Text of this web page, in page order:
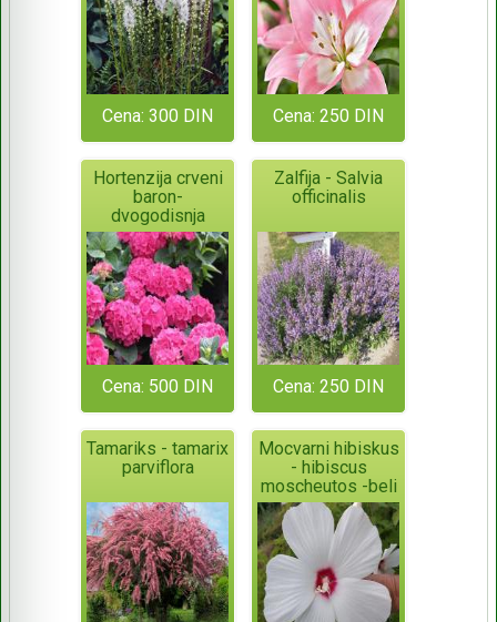
Cena: 300 DIN Cena: 250 DIN
Hortenzija crveni
baron-
dvogodisnja
Cena: 500 DIN
Zalfija - Salvia
officinalis
Cena: 250 DIN
Tamariks - tamarix
parviflora
Mocvarni hibiskus
- hibiscus
moscheutos -beli